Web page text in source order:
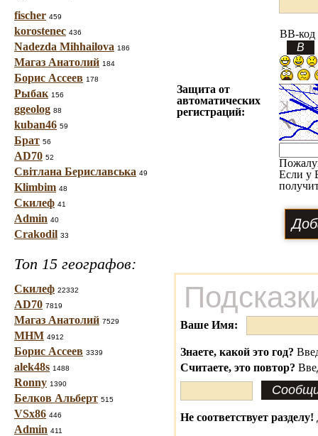
fischer 459
korostenec 436
Nadezda Mihhailova 186
Магаз Анатолий 184
Борис Ассеев 178
Рыбак 156
ggeolog 88
kuban46 59
Брат 56
AD70 52
Світлана Бериславська 49
Klimbim 48
Скилеф 41
Admin 40
Crakodil 33
Топ 15 географов:
Скилеф 22332
AD70 7819
Магаз Анатолий 7529
МНМ 4912
Борис Ассеев 3339
alek48s 1488
Ronny 1390
Белков Альберт 515
VSx86 446
Admin 411
BB-код
Защита от
автоматических
регистраций:
Если у
Ваше Имя:
Знаете, какой это год?
Считаете, это повтор?
Не соответствует разделу!